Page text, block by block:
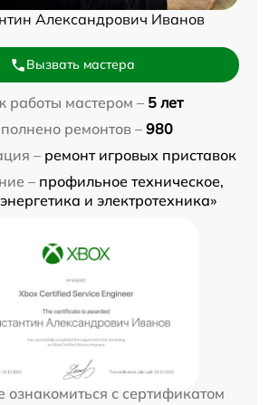
Александрович Иванов
Вызвать мастера
работы мастером – 5 лет
ремонтов – 980
– ремонт игровых приставок
– профильное техническое,
и электротехника»
ознакомиться с сертификатом